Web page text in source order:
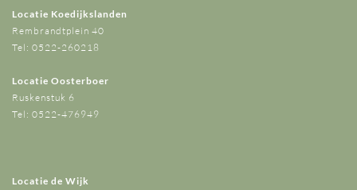
Locatie Koedijkslanden
Rembrandtplein 40
Tel: 0522-260218
Locatie Oosterboer
Ruskenstuk 6
Tel: 0522-476949
Locatie de Wijk